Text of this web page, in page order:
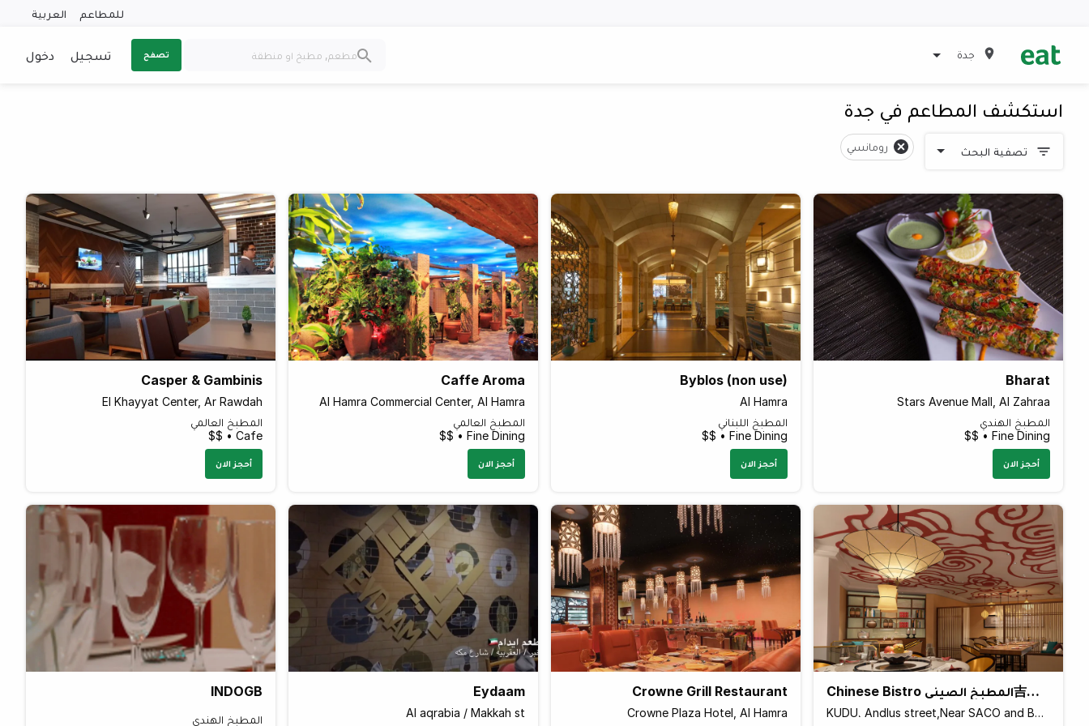
للمطاعم العربية
جدة تصفح تسجيل دخول
استكشف المطاعم في جدة
تصفية البحث رومانسي
Bharat
Stars Avenue Mall, Al Zahraa
المطبخ الهندي
Fine Dining • $$
أحجز الان
Byblos (non use)
Al Hamra
المطبخ اللبناني
Fine Dining • $$
أحجز الان
Caffe Aroma
Al Hamra Commercial Center, Al Hamra
المطبخ العالمي
Fine Dining • $$
أحجز الان
Casper & Gambinis
El Khayyat Center, Ar Rawdah
المطبخ العالمي
Cafe • $$
أحجز الان
Chinese Bistro المطبخ الصيني吉鑫园
KUDU، Andlus street,Near SACO and Beside، Jeddah Saudi Arabia
Crowne Grill Restaurant
Crowne Plaza Hotel, Al Hamra
Eydaam
Al aqrabia / Makkah st
INDOGB
المطبخ الهندي